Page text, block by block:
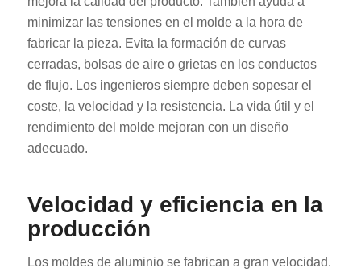
minimizar las tensiones en el molde a la hora de
fabricar la pieza. Evita la formación de curvas
cerradas, bolsas de aire o grietas en los conductos
de flujo. Los ingenieros siempre deben sopesar el
coste, la velocidad y la resistencia. La vida útil y el
rendimiento del molde mejoran con un diseño
adecuado.
Velocidad y eficiencia en la
producción
Los moldes de aluminio se fabrican a gran velocidad.